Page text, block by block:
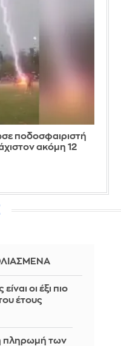
ποδοσφαιριστή
ακόμη 12
οι έξι πιο
έτους
πληρωμή των